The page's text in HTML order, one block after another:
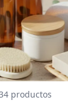
productos